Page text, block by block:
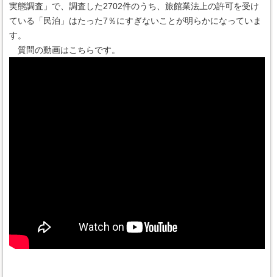
実態調査」で、調査した2702件のうち、旅館業法上の許可を受け
ている「民泊」はたった7％にすぎないことが明らかになっていま
す。
質問の動画はこちらです。